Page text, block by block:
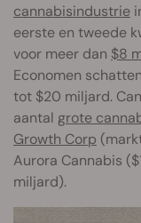
cannabisindustrie
eerste en tweede
voor meer dan $8
Economen
tot $20 miljard.
aantal grote
Growth Corp
Aurora Cannabis
miljard).